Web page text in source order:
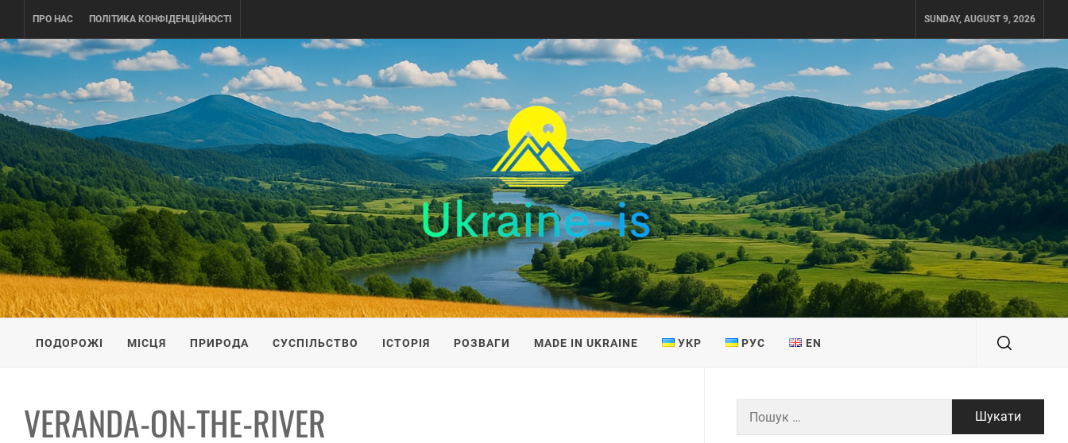
content
ПРО НАС ПОЛІТИКА КОНФІДЕНЦІЙНОСТІ SUNDAY, AUGUST 9, 2026
UKRAINE-IS
ПОДОРОЖI ПО УКРАЇНІ
ПОДОРОЖІ МІСЦЯ ПРИРОДА СУСПІЛЬСТВО ІСТОРІЯ РОЗВАГИ MADE IN UKRAINE УКР РУС EN
VERANDA-ON-THE-RIVER